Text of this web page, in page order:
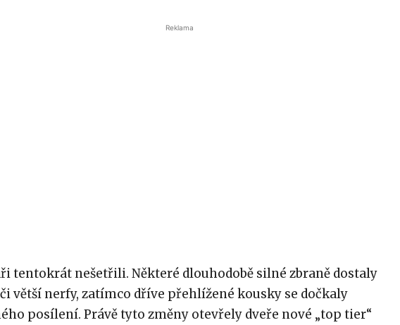
Reklama
tentokrát nešetřili. Některé dlouhodobě silné zbraně dostaly
větší nerfy, zatímco dříve přehlížené kousky se dočkaly
posílení. Právě tyto změny otevřely dveře nové „top tier“